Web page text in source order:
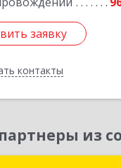
заявку
контакты
заявку
Назад
из